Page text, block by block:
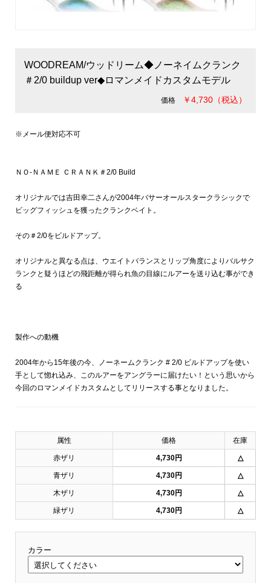
WOODREAM/ウッドリーム◆ノーネイムクランク
＃2/0 buildup ver◆ロマンメイドカスタムモデル
価格 ￥4,730（税込）
※メール便対応不可
ＮＯ-ＮＡＭＥ ＣＲＡＮＫ＃2/0 Build
オリジナルでは吉田幸二さんが2004年バサーオールスタークラシックで
ビッグフィッシュを獲ったクランクベイト。
その＃2/0をビルドアップ。
オリジナルと異なる点は、ウエイトバランスとリップ角度によりバルサク
ランクと疑うほどの飛距離が得られ魚の目線にルアーを送り込む事ができ
る
製作への動機
2004年から15年後の今、ノーネームクランク # 2/0 ビルドアップを使い
手として惚れ込み、このルアーをアングラーに届けたい！という思いから
今回のロマンメイドカスタムとしてリリースする事となりました。
属性 価格 在庫
赤ザリ 4,730円 △
青ザリ 4,730円 △
木ザリ 4,730円 △
緑ザリ 4,730円 △
カラー